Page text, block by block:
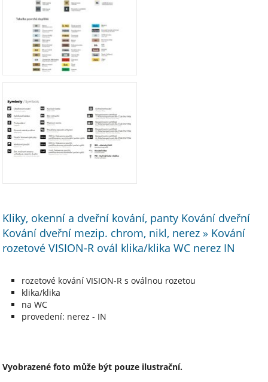
Kliky, okenní a dveřní kování, panty Kování dveřní
Kování dveřní mezip. chrom, nikl, nerez » Kování
rozetové VISION-R ovál klika/klika WC nerez IN
rozetové kování VISION-R s oválnou rozetou
klika/klika
na WC
provedení: nerez - IN
Vyobrazené foto může být pouze ilustrační.